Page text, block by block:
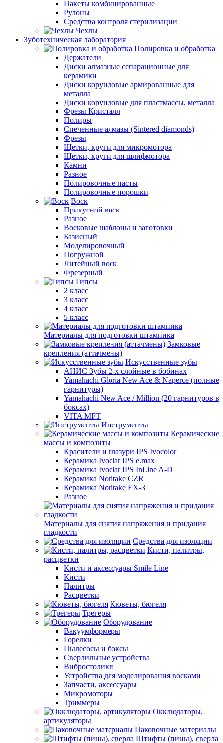
Пакеты комбинированные
Рулоны
Средства контроля стерилизации
Чехлы
Зуботехническая лаборатория
Полировка и обработка
Держатели
Диски алмазные сепарационные для
керамики
Диски корундовые армированные для
металла
Диски корундовые для пластмассы, металла
Фрезы Кристалл
Полиры
Спеченные алмазы (Sintered diamonds)
Фрезы
Щетки, круги для микромотора
Щетки, круги для шлифмотора
Камни
Разное
Полировочные пасты
Полировочные порошки
Воск
Прикусной воск
Разное
Восковые шаблоны и заготовки
Базисный
Моделировочный
Погружной
Литейный воск
Фрезерный
Гипсы
2 класс
3 класс
4 класс
5 класс
Материалы для подготовки штампика
Замковые
крепления (аттачмены)
Искусственные зубы
АНИС Зубы 2-х слойные в бобинах
Yamahachi Gloria New Ace & Naperce (полные
гарнитуры)
Yamahachi New Ace / Million (20 гарнитуров в
боксах)
VITA MFT
Инструменты
Керамические
массы и композиты
Красители и глазури IPS Ivocolor
Керамика Ivoclar IPS e.max
Керамика Ivoclar IPS InLine A-D
Керамика Noritake CZR
Керамика Noritake EX-3
Разное
Материалы для снятия напряжения и придания
гладкости
Средства для изоляции
Кисти, палитры,
расцветки
Кисти и аксессуары Smile Line
Кисти
Палитры
Расцветки
Кюветы, бюгеля
Трегеры
Оборудование
Вакуумформеры
Горелки
Пылесосы и боксы
Сверлильные устройства
Вибростолики
Устройства для моделирования восками
Запчасти, аксессуары
Микромоторы
Триммеры
Окклюдаторы,
артикуляторы
Паковочные материалы
Штифты (пины), сверла